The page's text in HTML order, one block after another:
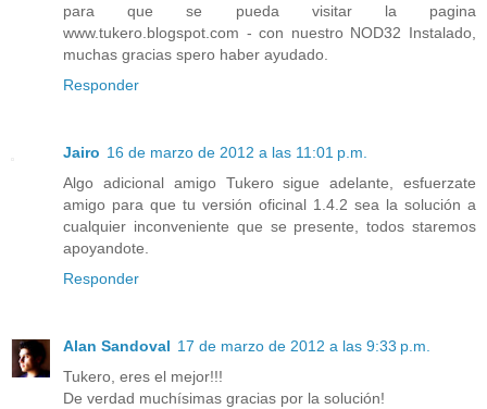
para que se pueda visitar la pagina
www.tukero.blogspot.com - con nuestro NOD32 Instalado,
muchas gracias spero haber ayudado.
Responder
Jairo 16 de marzo de 2012 a las 11:01 p.m.
Algo adicional amigo Tukero sigue adelante, esfuerzate
amigo para que tu versión oficinal 1.4.2 sea la solución a
cualquier inconveniente que se presente, todos staremos
apoyandote.
Responder
Alan Sandoval 17 de marzo de 2012 a las 9:33 p.m.
Tukero, eres el mejor!!!
De verdad muchísimas gracias por la solución!